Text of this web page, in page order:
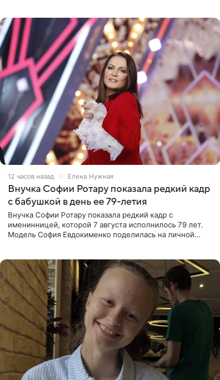
12 часов назад Елена Нужная
Внучка Софии Ротару показала редкий кадр
с бабушкой в день ее 79-летия
Внучка Софии Ротару показала редкий кадр с
именинницей, которой 7 августа исполнилось 79 лет.
Модель София Евдокименко поделилась на личной